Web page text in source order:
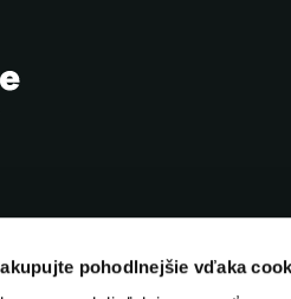
pohodlnejšie vďaka